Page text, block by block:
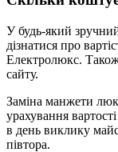
У будь-який
дізнатися про
Електролюкс. Також
сайту.
Заміна манжети
урахування
в день виклику
півтора.